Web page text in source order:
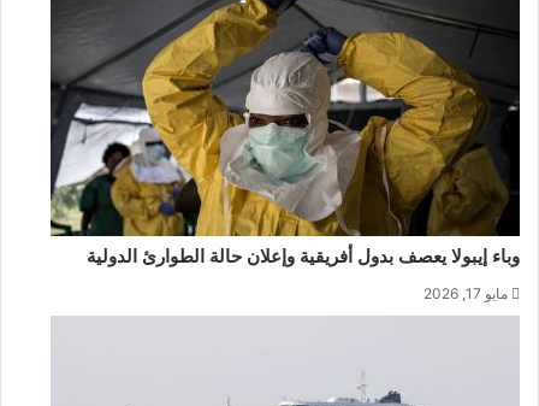
وباء إيبولا يعصف بدول أفريقية وإعلان حالة الطوارئ الدولية
مايو 17, 2026